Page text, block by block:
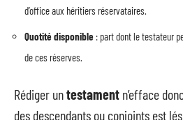
d’office aux héritiers réservataires.
Quotité disponible : part dont le testateur
de ces réserves.
Rédiger untestament n’efface
des descendants ou conjoints est